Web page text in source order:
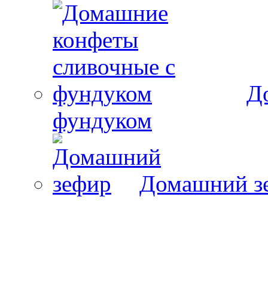
фундуком
Домашний